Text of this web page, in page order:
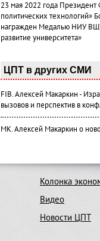
23 мая 2022 года
политических технологий»
награжден Медалью НИУ
развитие университета»
ЦПТ в других СМИ
FIB. Алексей Макаркин -
вызовов и перспектив в
МК. Алексей Макаркин о
Колонка
Видео
Новости ЦПТ